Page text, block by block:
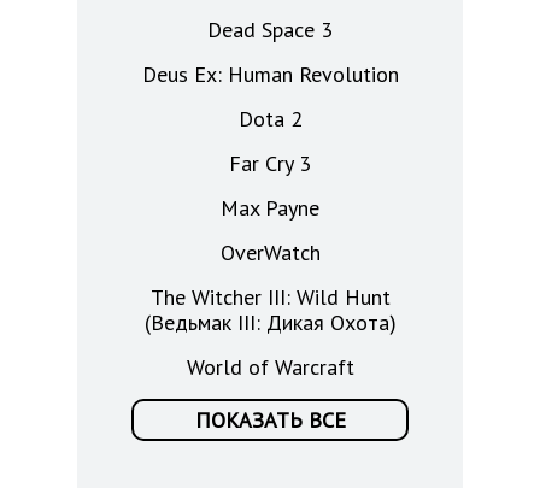
Dead Space 3
Deus Ex: Human Revolution
Dota 2
Far Cry 3
Max Payne
OverWatch
The Witcher III: Wild Hunt
(Ведьмак III: Дикая Охота)
World of Warcraft
ПОКАЗАТЬ ВСЕ